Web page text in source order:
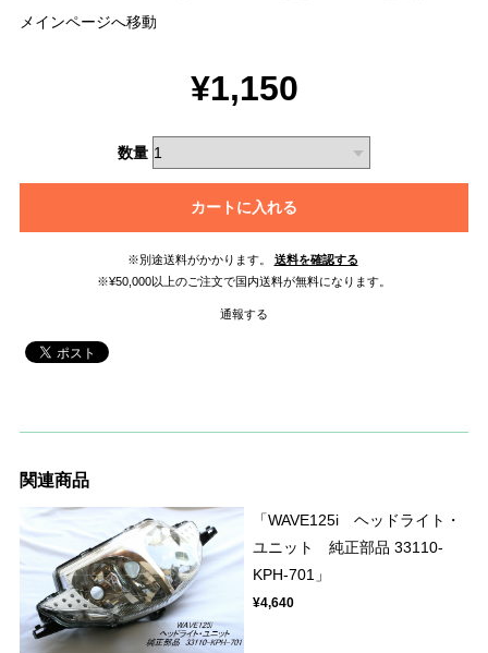
メインページへ移動
¥1,150
数量
カートに入れる
※別途送料がかかります。
送料を確認する
※¥50,000以上のご注文で国内送料が無料になります。
通報する
関連商品
「WAVE125i ヘッドライト・
ユニット 純正部品 33110-
KPH-701」
¥4,640